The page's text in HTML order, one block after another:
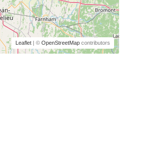
Leaflet| © OpenStreetMapcontributors